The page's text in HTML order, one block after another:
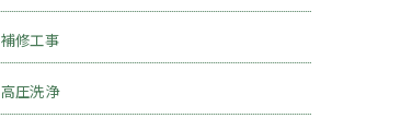
補修工事
高圧洗浄